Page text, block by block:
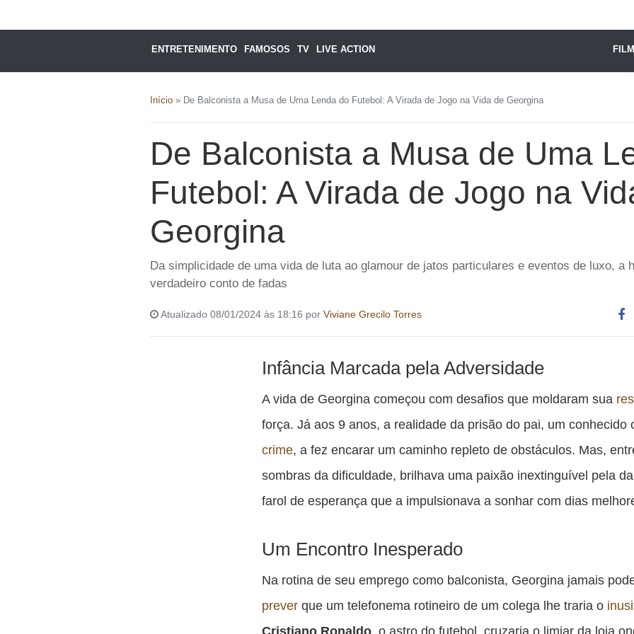
ENTRETENIMENTO FAMOSOS TV LIVE ACTION
Início » De Balconista a Musa de Uma Lenda do Futebol: A Virada de Jogo na Vida de Georgina
De Balconista a Musa de Uma
Futebol: A Virada de Jogo na
Georgina
Da simplicidade de uma vida de luta ao glamour de jatos particulares e eventos de luxo, a
verdadeiro conto de fadas
Atualizado 08/01/2024 às 18:16 por Viviane Grecilo Torres
Infância Marcada pela Adversidade
A vida de Georgina começou com desafios que moldaram sua
força. Já aos 9 anos, a realidade da prisão do pai, um conhecido
crime, a fez encarar um caminho repleto de obstáculos. Mas,
sombras da dificuldade, brilhava uma paixão inextinguível pela
farol de esperança que a impulsionava a sonhar com dias
Um Encontro Inesperado
Na rotina de seu emprego como balconista, Georgina jamais
prever que um telefonema rotineiro de um colega lhe traria o
Cristiano Ronaldo, o astro do futebol, cruzaria o limiar da loja